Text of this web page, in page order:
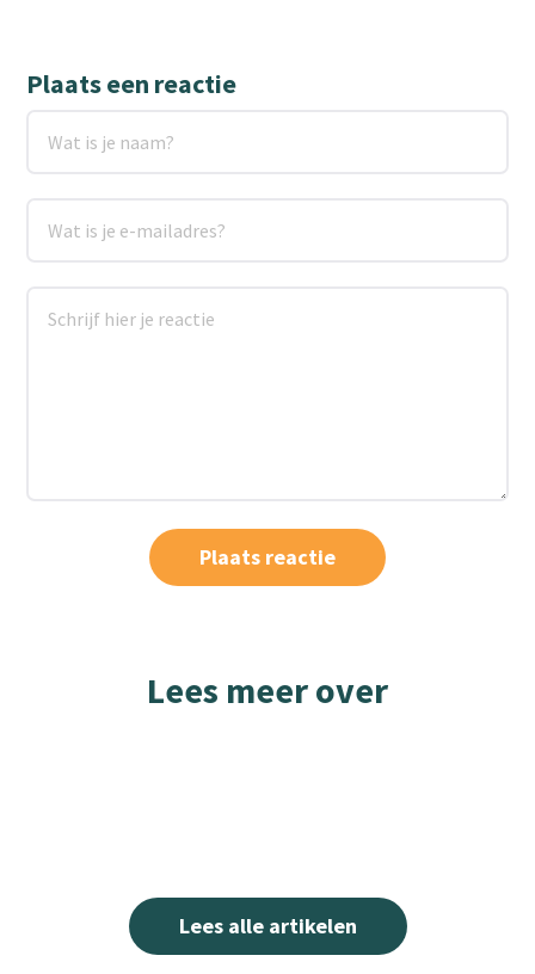
Plaats een reactie
Lees meer over
Lees alle artikelen